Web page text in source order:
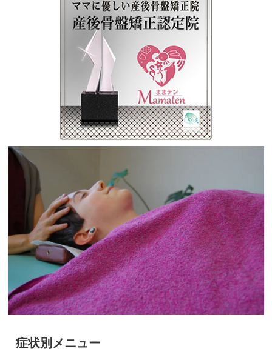
症状別メニュー